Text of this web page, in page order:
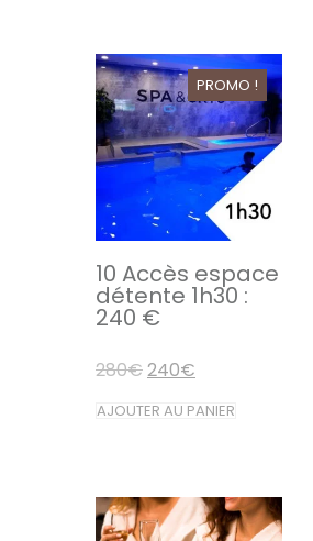
PROMO !
10 Accès espace
détente 1h30 :
240 €
280€Le
prix
initial
était :
240€
prix
actuel
est :
AJOUTER AU PANIER